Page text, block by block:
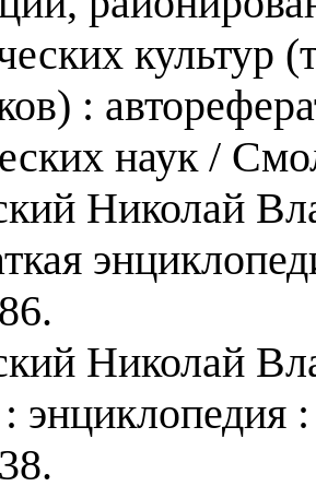
культур
:
наук /
Николай
Николай
: